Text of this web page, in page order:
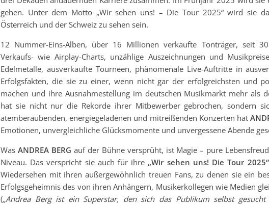
gehen. Unter dem Motto „Wir sehen uns! – Die Tour 2025“ wird sie
Österreich und der Schweiz zu sehen sein.
12 Nummer-Eins-Alben, über 16 Millionen verkaufte Tonträger, seit
Verkaufs- wie Airplay-Charts, unzählige Auszeichnungen und
Edelmetalle, ausverkaufte Tourneen, phänomenale Live-Auftritte in
Erfolgsfakten, die sie zu einer, wenn nicht gar der erfolgreichsten und
machen und ihre Ausnahmestellung im deutschen Musikmarkt mehr als
hat sie nicht nur die Rekorde ihrer Mitbewerber gebrochen, sondern
atemberaubenden, energiegeladenen und mitreißenden Konzerten hat
Emotionen, unvergleichliche Glücksmomente und unvergessene Abende
Was ANDREA BERG auf der Bühne versprüht, ist Magie – pure
Niveau. Das verspricht sie auch für ihre „Wir sehen uns! Die Tour 2025“
Wiedersehen mit ihren außergewöhnlich treuen Fans, zu denen sie ein
Erfolgsgeheimnis des von ihren Anhängern, Musikerkollegen wie Medien
(„Andrea Berg ist ein Superstar, den sich das Publikum selbst gesucht